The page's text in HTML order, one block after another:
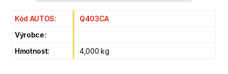
Kód AUTOS:
Q403CA
Výrobce:
Hmotnost:
4,000 kg